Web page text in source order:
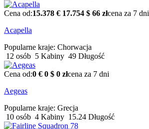
Cena od:15.378 € 17.754 $ 66 złcena za 7 dni
Acapella
Popularne kraje: Chorwacja
12 osób 5 Kabiny 49 Długość
Cena od:0 € 0 $ 0 złcena za 7 dni
Aegeas
Popularne kraje: Grecja
10 osób 4 Kabiny 15.24 Długość